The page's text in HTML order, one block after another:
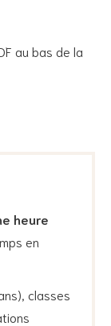
au bas de la
heure
en
classes